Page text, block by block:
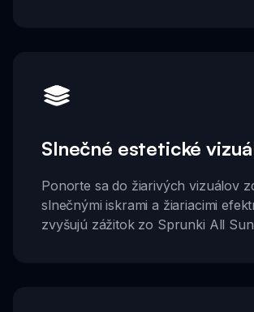
Slnečné estetické
Ponorte sa do žiarivých vizuálov
slnečnými iskrami a žiariacimi
zvyšujú zážitok zo Sprunki All